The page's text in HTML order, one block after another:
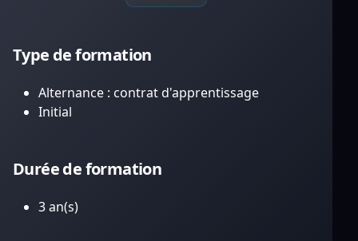
Type de formation
Alternance : contrat d'apprentissage
Initial
Durée de formation
3 an(s)